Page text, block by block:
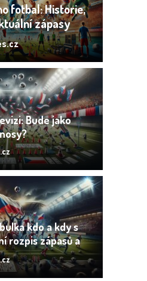
fotbal: Historie,
zápasy
Bude jako
kdo a kdy s
rozpis zápasů a